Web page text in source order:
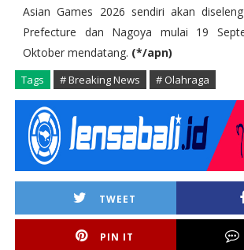
Asian Games 2026 sendiri akan
Prefecture dan Nagoya mulai 19
Oktober mendatang. (*/apn)
Tags # Breaking News # Olahraga
TWEET
PIN IT